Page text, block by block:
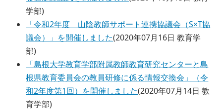
学部)
「令和2年度 山陰教師サポート連携協議会（S×T協
議会）」を開催しました(2020年07月16日 教育学
部)
「島根大学教育学部附属教師教育研究センターと島
根県教育委員会の教員研修に係る情報交換会」（令
和2年度第1回）を開催しました(2020年07月14日 教
育学部)